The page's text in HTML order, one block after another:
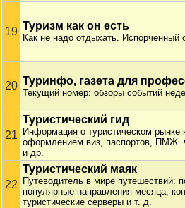
19 Туризм как он есть
Как не надо отдыхать.
20 Туринфо, газета для
Текущий номер: обзоры событий
21
Туристический гид
Информация о туристическом рынке
оформлением виз, паспортов, ПМЖ.
и др.
22
Туристический маяк
Путеводитель в мире путешествий:
популярные направления месяца,
туристические серверы и т. д.